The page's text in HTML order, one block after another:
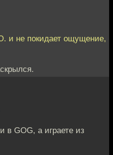
и не покидает ощущение,
в GOG, а играете из